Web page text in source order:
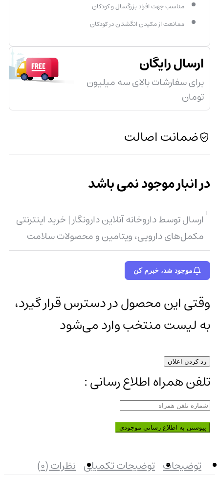
مناسب جهت افراد بزرگسال و کودکان
ممانعت از مکیدن انگشتان در کودکان
ارسال رایگان
برای سفارشات بالای سه میلیون
تومان
ضمانت اصالت
در انبار موجود نمی باشد
ارسال توسط داروخانه آنلاین دارونگار | خرید اینترنتی
مکمل‌های دارویی، ویتامین و محصولات سلامت
موجود شد، خبرم کن
وقتی این محصول در دسترس قرار گیرد،
به لیست منتخب وارد می‌شود
رد کردن اعلان
تلفن همراه اطلاع رسانی :
پیوستن به اطلاع رسانی موجودی
توضیحات توضیحات تکمیلی نظرات (0)